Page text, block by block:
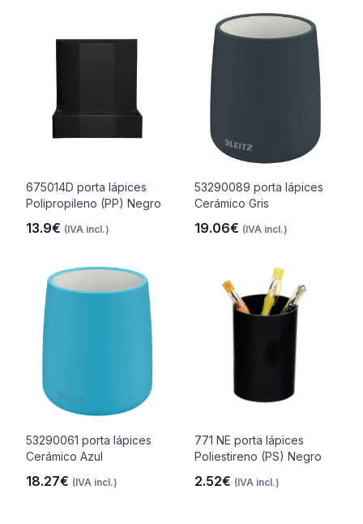
675014D porta lápices
Polipropileno (PP) Negro
13.9€ (IVA incl.)
53290089 porta lápices
Cerámico Gris
19.06€ (IVA incl.)
53290061 porta lápices
Cerámico Azul
18.27€ (IVA incl.)
771 NE porta lápices
Poliestireno (PS) Negro
2.52€ (IVA incl.)